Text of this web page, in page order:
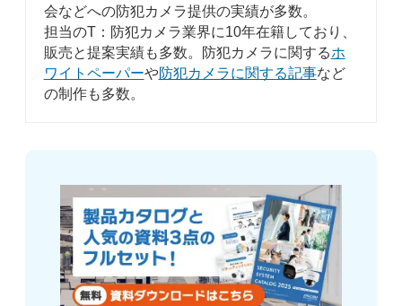
会などへの防犯カメラ提供の実績が多数。
担当のT：防犯カメラ業界に10年在籍しており、
販売と提案実績も多数。防犯カメラに関するホ
ワイトペーパーや防犯カメラに関する記事など
の制作も多数。